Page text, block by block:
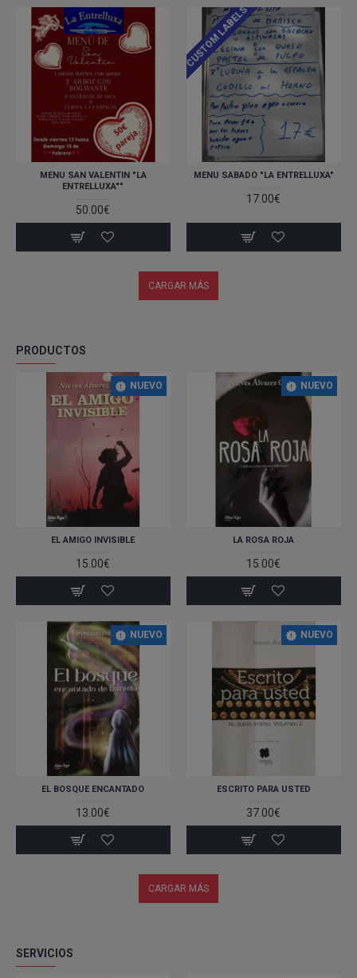
MENU SAN VALENTIN "LA
ENTRELLUXA""
50.00€
CUSTOM LABELS
MENU SABADO "LA ENTRELLUXA"
17.00€
CARGAR MÁS
PRODUCTOS
NUEVO
EL AMIGO INVISIBLE
15.00€
NUEVO
LA ROSA ROJA
15.00€
NUEVO
EL BOSQUE ENCANTADO
13.00€
NUEVO
ESCRITO PARA USTED
37.00€
CARGAR MÁS
SERVICIOS